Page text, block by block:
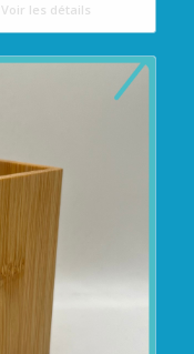
Voir les détails